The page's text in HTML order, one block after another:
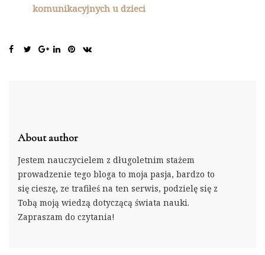
komunikacyjnych u dzieci
About author
Jestem nauczycielem z długoletnim stażem
prowadzenie tego bloga to moja pasja, bardzo to
się cieszę, ze trafiłeś na ten serwis, podzielę się z
Tobą moją wiedzą dotyczącą świata nauki.
Zapraszam do czytania!